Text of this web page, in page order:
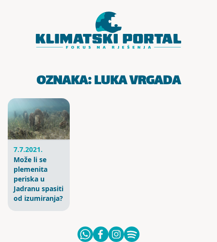
OZNAKA:LUKA VRGADA
7.7.2021.
Može li se
plemenita
periska u
Jadranu spasiti
od izumiranja?